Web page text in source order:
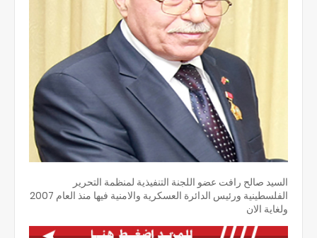
السيد صالح رافت عضو اللجنة التنفيذية لمنظمة التحرير
الفلسطينية ورئيس الدائرة العسكرية والامنية فيها منذ العام 2007
ولغاية الان